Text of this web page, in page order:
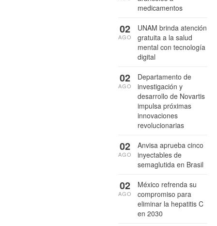
medicamentos
UNAM brinda atención
gratuita a la salud
mental con tecnología
digital
02
AGO
Departamento de
investigación y
desarrollo de Novartis
impulsa próximas
innovaciones
revolucionarias
02
AGO
Anvisa aprueba cinco
inyectables de
semaglutida en Brasil
02
AGO
México refrenda su
compromiso para
eliminar la hepatitis C
en 2030
02
AGO